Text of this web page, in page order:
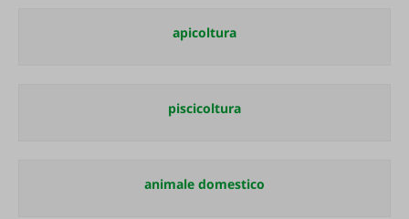
apicoltura
piscicoltura
animale domestico